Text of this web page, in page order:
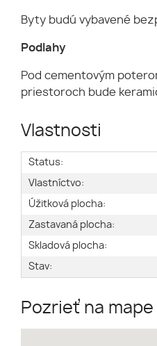
Byty budú vybavené
Podlahy
Pod cementovým
priestoroch bude
Vlastnosti
Status:
Vlastníctvo:
Úžitková plocha:
Zastavaná plocha:
Skladová plocha:
Stav:
Pozrieť na mape